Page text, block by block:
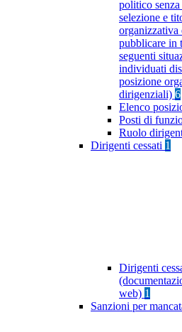
politico
selezione e
pubblicare in
seguenti
individuati
posizione
dirigenziali) 6
Elenco
Posti di
Ruolo
Dirigenti cessati 1
Dirigenti
web) 1
Sanzioni per